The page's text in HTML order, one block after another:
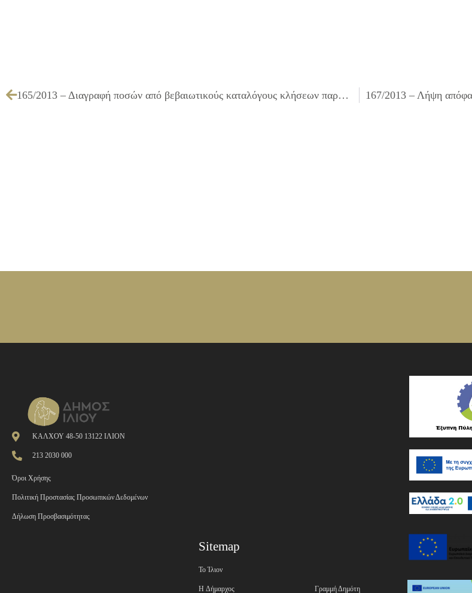
165/2013 – Διαγραφή ποσών από βεβαιωτικούς καταλόγους κλήσεων παράνομης στάθμευσης & Κ.Ο.Κ.
ΚΑΛΧΟΥ 48-50 13122 ΙΛΙΟΝ
213 2030 000
Όροι Χρήσης
Πολιτική Προστασίας Προσωπικών Δεδομένων
Δήλωση Προσβασιμότητας
Sitemap
Το Ίλιον
H Δήμαρχος Γραμμή Δημότη